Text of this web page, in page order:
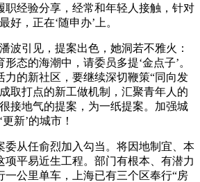
职经验分享，经常和年轻人接触，针对
好，正在‘随申办’上。
引见，提案出色，她洞若不雅火：
态的海潮中，请委员多提‘金点子’。
力的新社区，要继续深切鞭策“同向发
取打点的新工做机制，汇聚青年人的
接地气的提案，为一纸提案。加强城
新’的城市！
从任俞烈加入勾当。将因地制宜、本
项平易近生工程。部门有根本、有潜力
一公里单车，上海已有三个区奉行“房